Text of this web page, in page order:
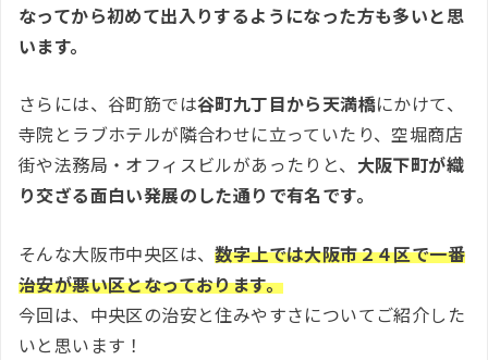
なってから初めて出入りするようになった方も多いと思
います。
さらには、谷町筋では谷町九丁目から天満橋にかけて、
寺院とラブホテルが隣合わせに立っていたり、空堀商店
街や法務局・オフィスビルがあったりと、 大阪下町が織
り交ざる面白い発展のした通りで有名です。
そんな大阪市中央区は、数字上では大阪市２４区で一番
治安が悪い区となっております。
今回は、中央区の治安と住みやすさについてご紹介した
いと思います！